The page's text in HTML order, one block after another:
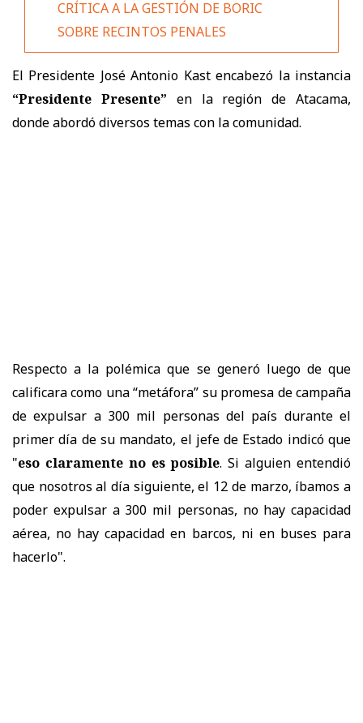
CRÍTICA A LA GESTIÓN DE BORIC
SOBRE RECINTOS PENALES
El Presidente José Antonio Kast encabezó la instancia
“Presidente Presente” en la región de Atacama,
donde abordó diversos temas con la comunidad.
Respecto a la polémica que se generó luego de que
calificara como una “metáfora” su promesa de campaña
de expulsar a 300 mil personas del país durante el
primer día de su mandato, el jefe de Estado indicó que
"eso claramente no es posible. Si alguien entendió
que nosotros al día siguiente, el 12 de marzo, íbamos a
poder expulsar a 300 mil personas, no hay capacidad
aérea, no hay capacidad en barcos, ni en buses para
hacerlo".